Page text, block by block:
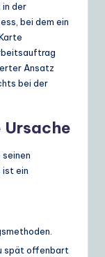
in der
bei dem ein
Ansatz
bei der
Ursache
seinen
ist ein
spät offenbart